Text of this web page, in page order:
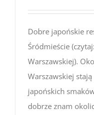
Dobre japońskie
Śródmieście
Warszawskiej).
Warszawskiej
japońskich
dobrze znam